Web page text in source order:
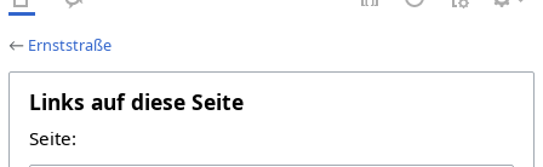
← Ernststraße
Links auf diese Seite
Seite: